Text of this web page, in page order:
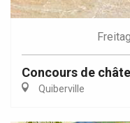
Freitag
Concours de
Quiberville